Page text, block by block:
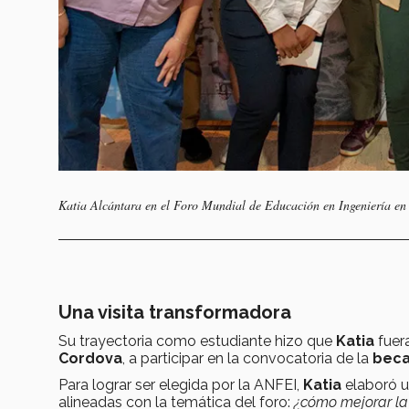
Katia Alcántara en el Foro Mundial de Educación en Ingeniería
Una visita transformadora
Su trayectoria como estudiante hizo que Katia
Cordova, a participar en la convocatoria de la beca
Para lograr ser elegida por la ANFEI, Katia elaboró
alineadas con la temática del foro:¿cómo mejorar